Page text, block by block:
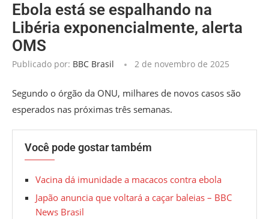
Ebola está se espalhando na
Libéria exponencialmente, alerta
OMS
Publicado por: BBC Brasil 2 de novembro de 2025
Segundo o órgão da ONU, milhares de novos casos são
esperados nas próximas três semanas.
Você pode gostar também
Vacina dá imunidade a macacos contra ebola
Japão anuncia que voltará a caçar baleias – BBC
News Brasil